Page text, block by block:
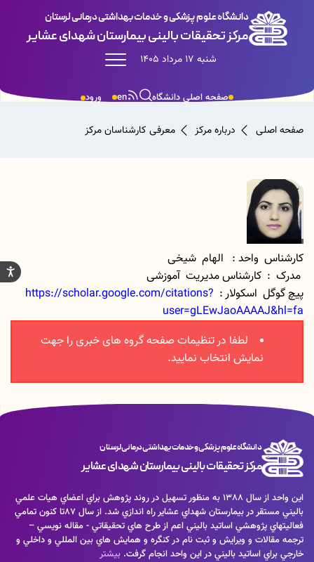
دانشگاه علوم پزشکی و خدمات بهداشتی درمانی لرستان
مرکز تحقیقات بالینی بیمارستان شهدای عشایر
شنبه 17 مرداد 1405
ورود en صفحه اصلی دانشگاه
صفحه اصلی درباره مرکز معرفی کارشناسان مرکز
کارشناس واحد : الهام شیخی
پیچ گوگل اسکولار :
https://scholar.google.com/citations?
user=gLEwJaoAAAAJ&hl=fa
لطفا در تنظیمات صفحه گروه های خبری را جهت
نمایش انتخاب نمایید.
دانشگاه علوم پزشکی و خدمات بهداشتی درمانی لرستان
مرکز تحقیقات بالینی بیمارستان شهدای عشایر
اين واحد از سال 1388 به منظور تسهيل در روند پژوهش براي اعضاي هيات علمي
باليني مستقر در بيمارستان شهداي عشاير راه اندازي شد. از سال 87تا كنون تمامي
فعاليتهاي پژوهشي اساتيد باليني اعم از طرح هاي تحقيقاتي - مقاله نويسي –
ترجمه مقالات و ويرايش و ثبت نام در كنگره و همايش هاي بين المللي و داخلي و
خارجي براي اساتيد باليني در اين واحد انجام گرفت. بیشتر